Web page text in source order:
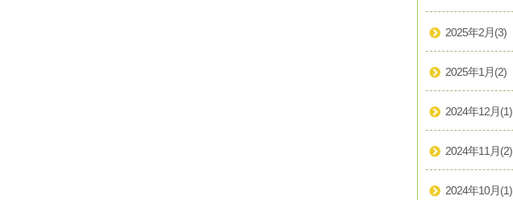
2025年2月(3)
2025年1月(2)
2024年12月(1)
2024年11月(2)
2024年10月(1)